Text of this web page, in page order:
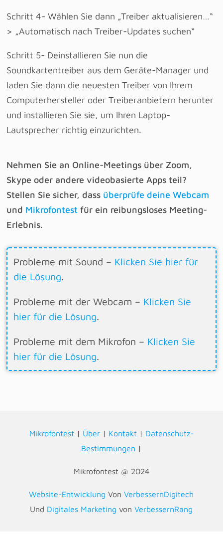
Schritt 4- Wählen Sie dann „Treiber aktualisieren…“
> „Automatisch nach Treiber-Updates suchen“
Schritt 5- Deinstallieren Sie nun die
Soundkartentreiber aus dem Geräte-Manager und
laden Sie dann die neuesten Treiber von Ihrem
Computerhersteller oder Treiberanbietern herunter
und installieren Sie sie, um Ihren Laptop-
Lautsprecher richtig einzurichten.
Nehmen Sie an Online-Meetings über Zoom,
Skype oder andere videobasierte Apps teil?
Stellen Sie sicher, dass überprüfe deine Webcam
und Mikrofontest für ein reibungsloses Meeting-
Erlebnis.
Probleme mit Sound – Klicken Sie hier für
die Lösung.
Probleme mit der Webcam – Klicken Sie
hier für die Lösung.
Probleme mit dem Mikrofon – Klicken Sie
hier für die Lösung.
Mikrofontest | Über| Kontakt | Datenschutz-
Bestimmungen |
Mikrofontest @ 2024
Website-Entwicklung VonVerbessernDigitech
Und Digitales Marketing vonVerbessernRang